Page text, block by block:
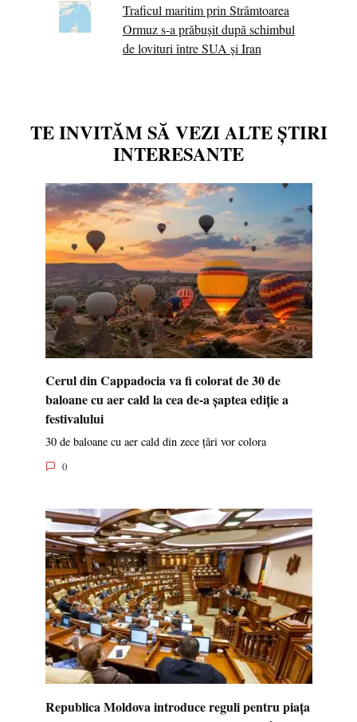
Traficul maritim prin Strâmtoarea
Ormuz s-a prăbușit după schimbul
de lovituri între SUA şi Iran
TE INVITĂM SĂ VEZI ALTE ȘTIRI
INTERESANTE
Cerul din Cappadocia va fi colorat de 30 de
baloane cu aer cald la cea de-a șaptea ediție a
festivalului
30 de baloane cu aer cald din zece țări vor colora
0
Republica Moldova introduce reguli pentru piața